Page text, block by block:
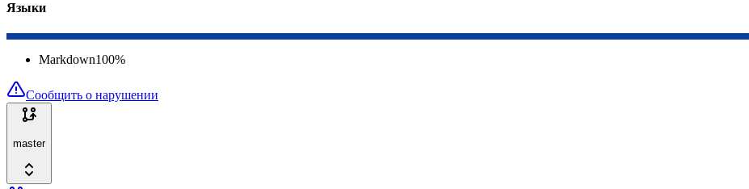
Языки
Markdown100%
Сообщить о нарушении
master